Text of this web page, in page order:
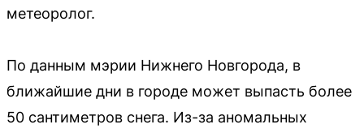
метеоролог.
По данным мэрии Нижнего Новгорода, в
ближайшие дни в городе может выпасть более
50 сантиметров снега. Из-за аномальных